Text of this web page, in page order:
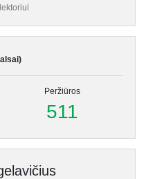
Peržiūros
511